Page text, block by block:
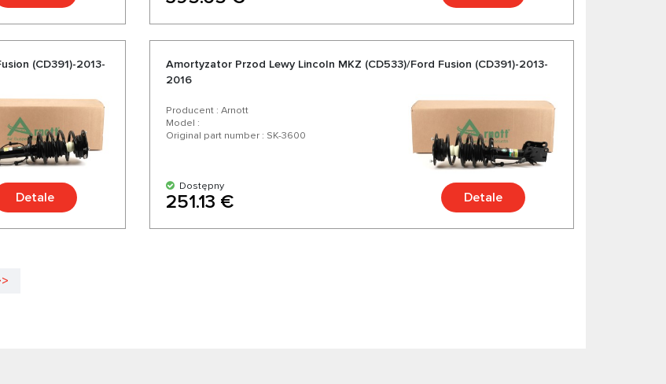
(CD391)-2013-
Detale
Amortyzator Przod Lewy Lincoln MKZ (CD533)/Ford Fusion (CD391)-2013-
2016
Producent : Arnott
Model :
Original part number : SK-3600
Dostępny
251.13 € Detale